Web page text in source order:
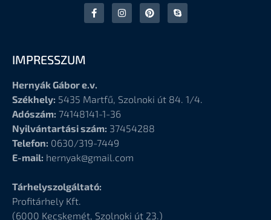
IMPRESSZUM
Hernyák Gábor e.v.
Székhely: 5435 Martfű, Szolnoki út 84. 1/4.
Adószám: 74148141-1-36
Nyilvántartási szám: 37454288
Telefon: 0630/319-7449
E-mail: hernyak@gmail.com
Tárhelyszolgáltató:
Profitárhely Kft.
(6000 Kecskemét, Szolnoki út 23.)